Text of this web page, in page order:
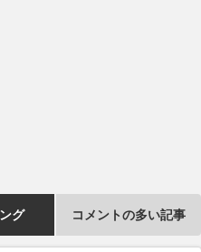
グ コメントの多い記事